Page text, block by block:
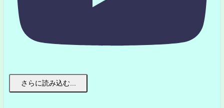
さらに読み込む...